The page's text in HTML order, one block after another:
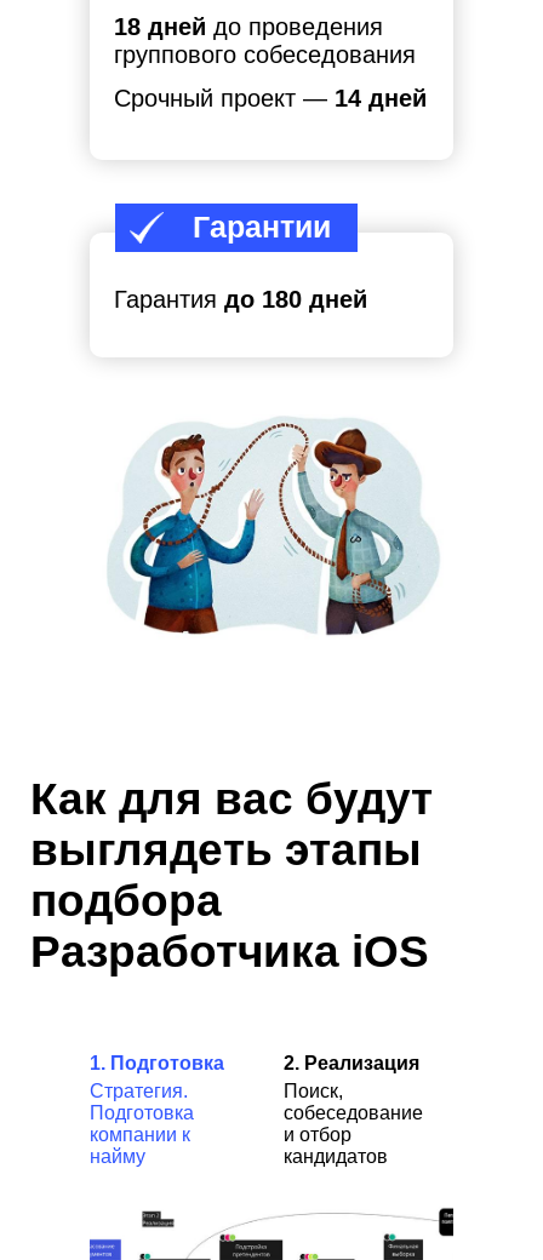
18 дней до проведения
группового собеседования
Срочный проект — 14 дней
Гарантии
Гарантия до 180 дней
Как для вас будут
выглядеть этапы
подбора
Разработчика iOS
1. Подготовка 2. Реализация
Стратегия.
Подготовка
компании к
найму
Поиск,
собеседование
и отбор
кандидатов